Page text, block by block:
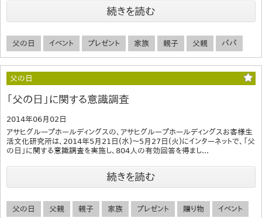
続きを読む
父の日 イベント プレゼント 家族 親子 父親 パパ
父の日
「父の日」に関する意識調査
2014年06月02日
アサヒグループホールディングスの、アサヒグループホールディングスお客様生
活文化研究所は、2014年5月21日(水)～5月27日(火)にインターネットで、「父
の日」に関する意識調査を実施し、804人の有効回答を得まし...
続きを読む
父の日 父親 親子 家族 プレゼント 贈り物 イベント